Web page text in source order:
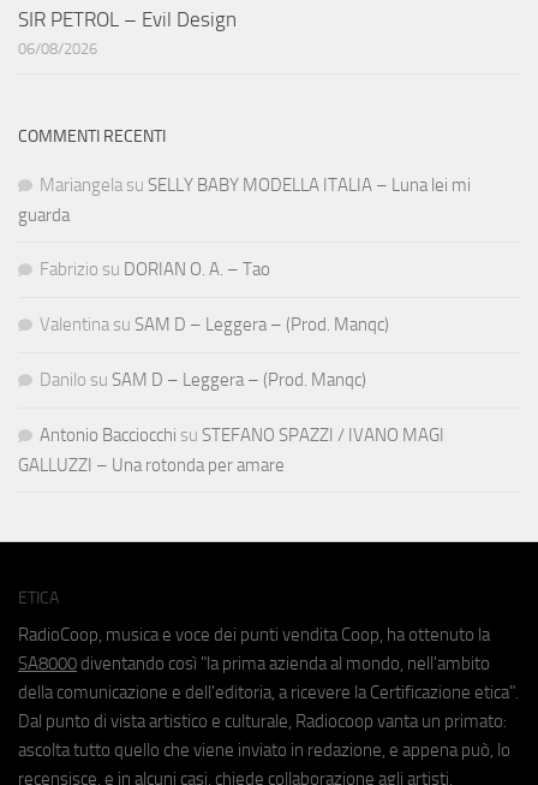
SIR PETROL – Evil Design
06/08/2026
COMMENTI RECENTI
Mariangela su SELLY BABY MODELLA ITALIA – Luna lei mi
guarda
Fabrizio su DORIAN O. A. – Tao
Valentina su SAM D – Leggera – (Prod. Manqc)
Danilo su SAM D – Leggera – (Prod. Manqc)
Antonio Bacciocchi su STEFANO SPAZZI / IVANO MAGI
GALLUZZI – Una rotonda per amare
ETICA
RadioCoop, musica e voce dei punti vendita Coop, ha ottenuto la
SA8000 diventando così "la prima azienda al mondo, nell'ambito
della comunicazione e dell'editoria, a ricevere la Certificazione etica".
Dal punto di vista artistico e culturale, Radiocoop vanta un primato:
ascolta tutto quello che viene inviato in redazione, e appena può, lo
recensisce, e in alcuni casi, chiede collaborazione agli artisti.